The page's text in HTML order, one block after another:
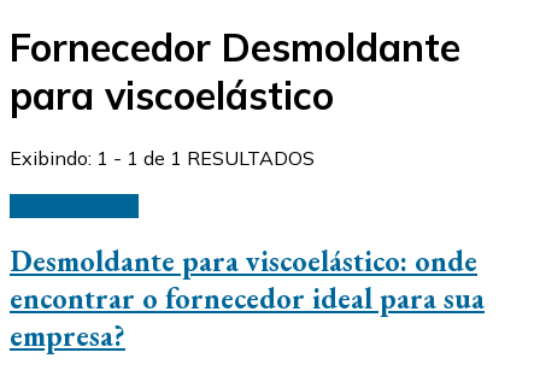
Fornecedor Desmoldante
para viscoelástico
Exibindo: 1 - 1 de 1 RESULTADOS
Desmoldante para viscoelástico: onde
encontrar o fornecedor ideal para sua
empresa?